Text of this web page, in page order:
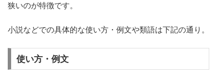
狭いのが特徴です。
小説などでの具体的な使い方・例文や類語は下記の通り。
使い方・例文